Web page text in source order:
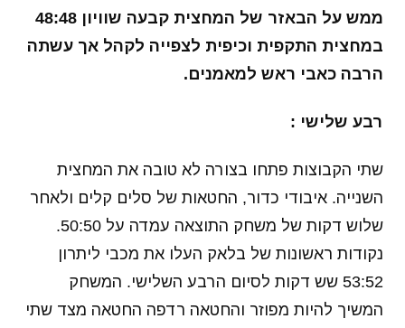
ממש על הבאזר של המחצית קבעה שוויון 48:48
במחצית התקפית וכיפית לצפייה לקהל אך עשתה
הרבה כאבי ראש למאמנים.
רבע שלישי :
שתי הקבוצות פתחו בצורה לא טובה את המחצית
השנייה. איבודי כדור, החטאות של סלים קלים ולאחר
שלוש דקות של משחק התוצאה עמדה על 50:50.
נקודות ראשונות של בלאק העלו את מכבי ליתרון
53:52 שש דקות לסיום הרבע השלישי. המשחק
המשיך להיות מפוזר והחטאה רדפה החטאה מצד שתי